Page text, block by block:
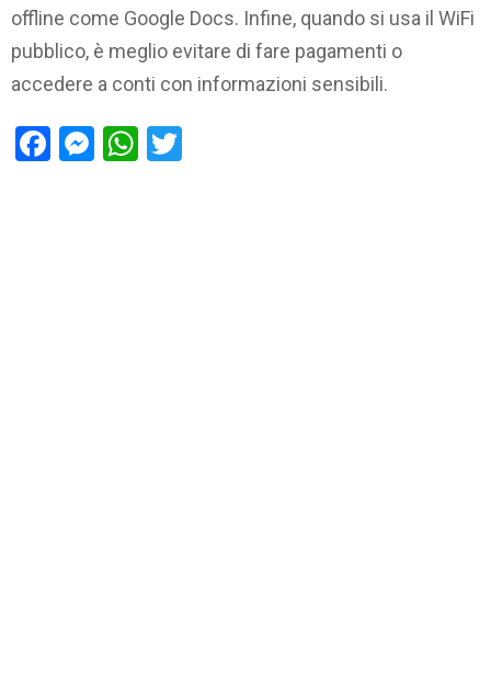
offline come Google Docs. Infine, quando si usa il WiFi
pubblico, è meglio evitare di fare pagamenti o
accedere a conti con informazioni sensibili.
Facebook
Messenger
WhatsApp